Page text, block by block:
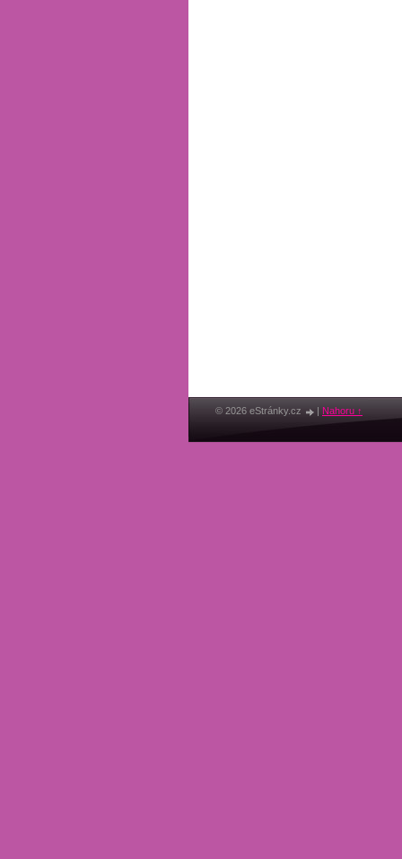
© 2026 eStránky.cz | Nahoru ↑